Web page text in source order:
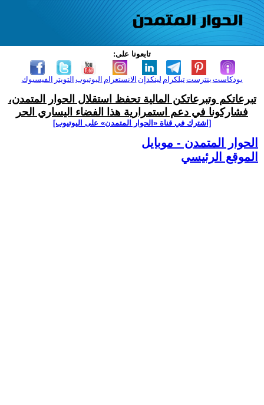
تابعونا على:
الفيسبوك التويتر اليوتيوب الانستغرام لينكدإن تيلكرامبنترست بودكاست
تبرعاتكم وتبرعاتكن المالية تحفظ استقلال الحوار المتمدن،
فشاركونا في دعم استمرارية هذا الفضاء اليساري الحر
[اشترك في قناة ‫«الحوار المتمدن» على اليوتيوب]
الحوار المتمدن - موبايل
الموقع الرئيسي